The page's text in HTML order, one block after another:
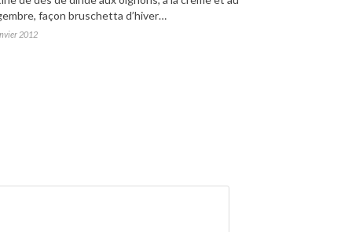
façon bruschetta d’hiver…
2012